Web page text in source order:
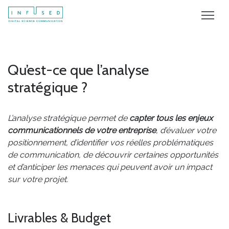
Qu’est-ce que l’analyse
stratégique ?
L’analyse stratégique permet de capter tous les enjeux
communicationnels de votre entreprise, d’évaluer votre
positionnement, d’identifier vos réelles problématiques
de communication, de découvrir certaines opportunités
et d’anticiper les menaces qui peuvent avoir un impact
sur votre projet.
Livrables & Budget